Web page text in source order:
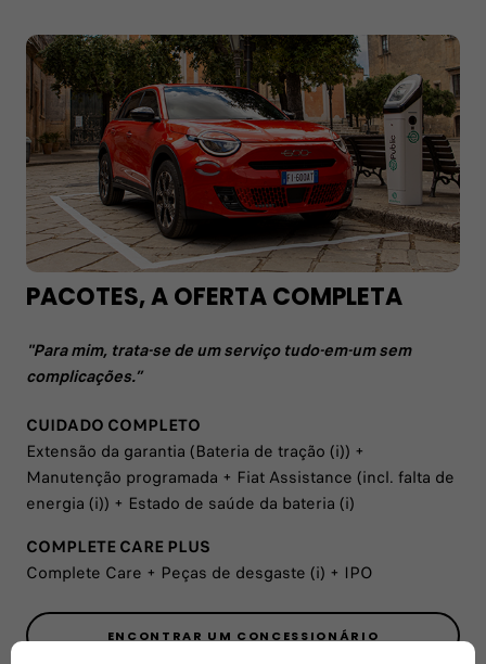
PACOTES, A OFERTA COMPLETA
"Para mim, trata-se de um serviço tudo-em-um sem
complicações.”
CUIDADO COMPLETO
Extensão da garantia (Bateria de tração (i)) +
Manutenção programada + Fiat Assistance (incl. falta de
energia (i)) + Estado de saúde da bateria (i)
COMPLETE CARE PLUS
Complete Care + Peças de desgaste (i) + IPO
ENCONTRAR UM CONCESSIONÁRIO